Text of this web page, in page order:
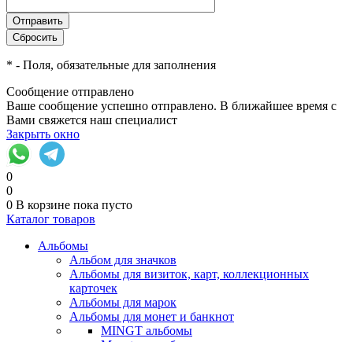
* - Поля, обязательные для заполнения
Сообщение отправлено
Ваше сообщение успешно отправлено. В ближайшее время с
Вами свяжется наш специалист
Закрыть окно
0
0
0 В корзине пока пусто
Каталог товаров
Альбомы
Альбом для значков
Альбомы для визиток, карт, коллекционных
карточек
Альбомы для марок
Альбомы для монет и банкнот
MINGT альбомы